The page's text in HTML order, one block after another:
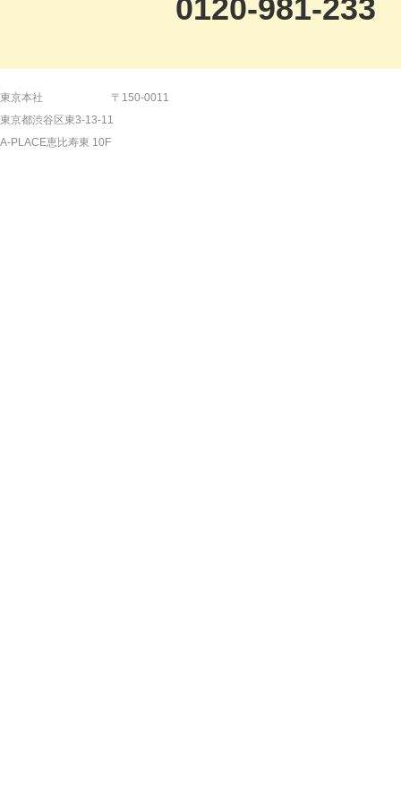
0120-981-233
東京本社
〒150-0011
東京都渋谷区東3-13-11
A-PLACE恵比寿東 10F